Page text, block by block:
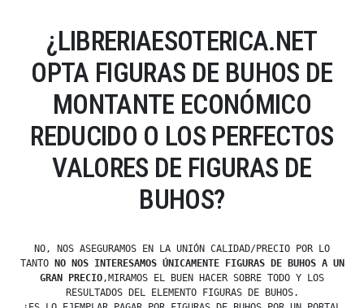
¿LIBRERIAESOTERICA.NET
OPTA FIGURAS DE BUHOS DE
MONTANTE ECONÓMICO
REDUCIDO O LOS PERFECTOS
VALORES DE FIGURAS DE
BUHOS?
NO, NOS ASEGURAMOS EN LA UNIÓN CALIDAD/PRECIO POR LO
TANTO
NO NOS INTERESAMOS ÚNICAMENTE FIGURAS DE BUHOS A UN
GRAN PRECIO,MIRAMOS EL BUEN HACER SOBRE TODO Y LOS
RESULTADOS DEL ELEMENTO FIGURAS DE BUHOS.